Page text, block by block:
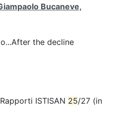
Bucaneve,
the decline
ISTISAN 25/27 (in